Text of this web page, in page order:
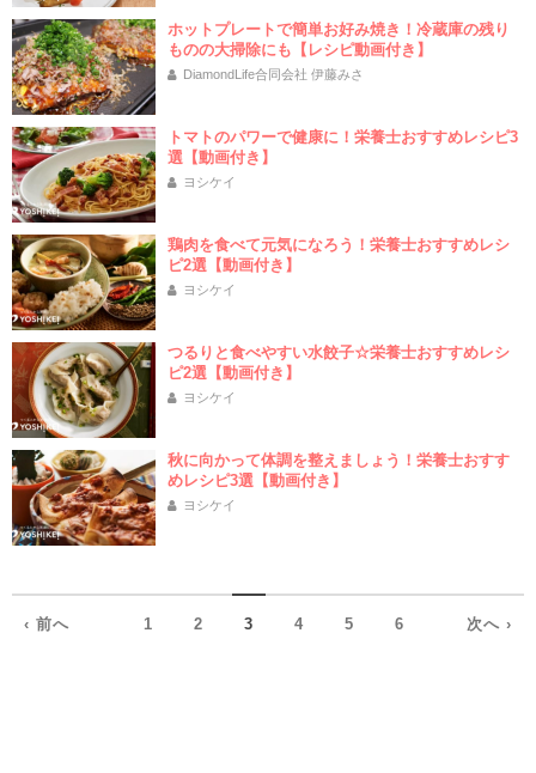
ホットプレートで簡単お好み焼き！冷蔵庫の残り
ものの大掃除にも【レシピ動画付き】
DiamondLife合同会社 伊藤みさ
トマトのパワーで健康に！栄養士おすすめレシピ3
選【動画付き】
ヨシケイ
鶏肉を食べて元気になろう！栄養士おすすめレシ
ピ2選【動画付き】
ヨシケイ
つるりと食べやすい水餃子☆栄養士おすすめレシ
ピ2選【動画付き】
ヨシケイ
秋に向かって体調を整えましょう！栄養士おすす
めレシピ3選【動画付き】
ヨシケイ
‹ 前へ 1 2 3 4 5 6 次へ ›